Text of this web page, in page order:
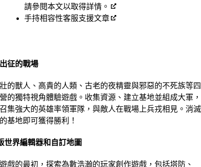
請參閱本文以取得詳情。
手持相容性客服支援文章
征的戰場
的獸人、高貴的人類、古老的夜精靈與邪惡的不死族等四
的獨特視角體驗遊戲。收集資源、建立基地並組成大軍，
集強大的英雄率領軍隊，與敵人在戰場上兵戎相見。消滅
基地即可獲得勝利！
世界編輯器和自訂地圖
戲的最初，探索為數浩瀚的玩家創作遊戲，包括塔防、